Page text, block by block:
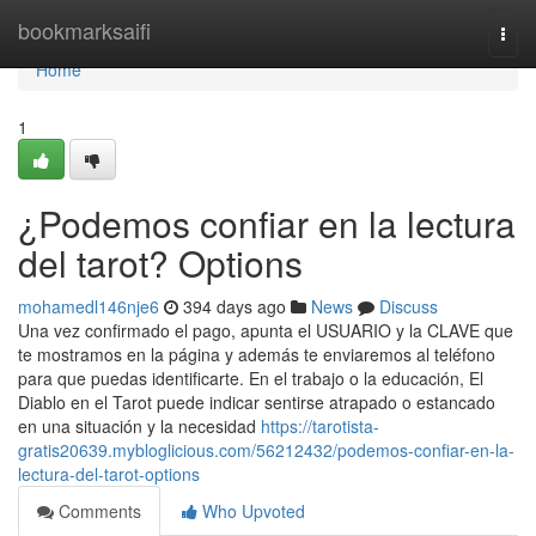
bookmarksaifi
Home
Home
1
¿Podemos confiar en la lectura
del tarot? Options
mohamedl146nje6 394 days ago News
Discuss
Una vez confirmado el pago, apunta el USUARIO y la CLAVE que
te mostramos en la página y además te enviaremos al teléfono
para que puedas identificarte. En el trabajo o la educación, El
Diablo en el Tarot puede indicar sentirse atrapado o estancado
en una situación y la necesidad https://tarotista-
gratis20639.mybloglicious.com/56212432/podemos-confiar-en-la-
lectura-del-tarot-options
Comments
Who Upvoted